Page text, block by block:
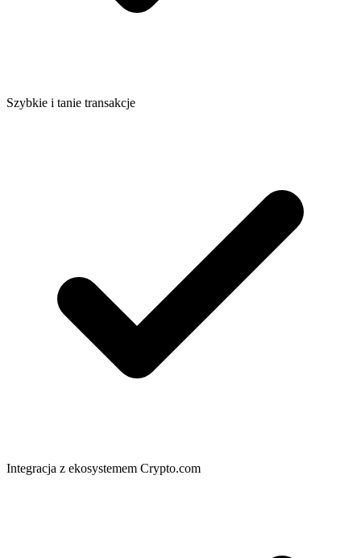
Szybkie i tanie transakcje
Integracja z ekosystemem Crypto.com